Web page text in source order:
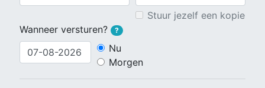
Stuur jezelf een kopie
Wanneer versturen?
?
Nu
Morgen